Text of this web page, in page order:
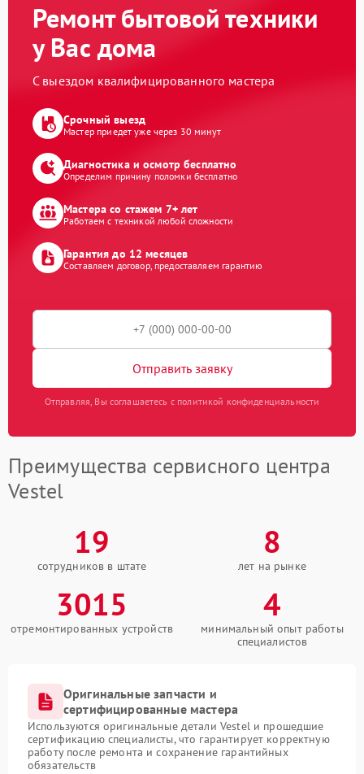
Ремонт бытовой техники
у Вас дома
С выездом квалифицированного мастера
Срочный выезд
Мастер приедет уже через 30 минут
Диагностика и осмотр бесплатно
Определим причину поломки бесплатно
Мастера со стажем 7+ лет
Работаем с техникой любой сложности
Гарантия до 12 месяцев
Составляем договор, предоставляем гарантию
Отправить заявку
Отправляя, Вы соглашаетесь с политикой конфиденциальности
Преимущества сервисного центра
Vestel
19
сотрудников в штате
8
лет на рынке
3015
отремонтированных устройств
4
минимальный опыт работы
специалистов
Оригинальные запчасти и
сертифицированные мастера
Используются оригинальные детали Vestel и прошедшие
сертификацию специалисты, что гарантирует корректную
работу после ремонта и сохранение гарантийных
обязательств